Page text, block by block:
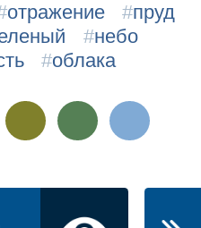
отражение #пруд
#небо
#облака